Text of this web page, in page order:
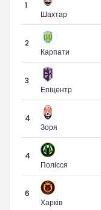
1
Шахтар
2
Карпати
3
Епіцентр
4
Зоря
4
Полісся
6
Харків